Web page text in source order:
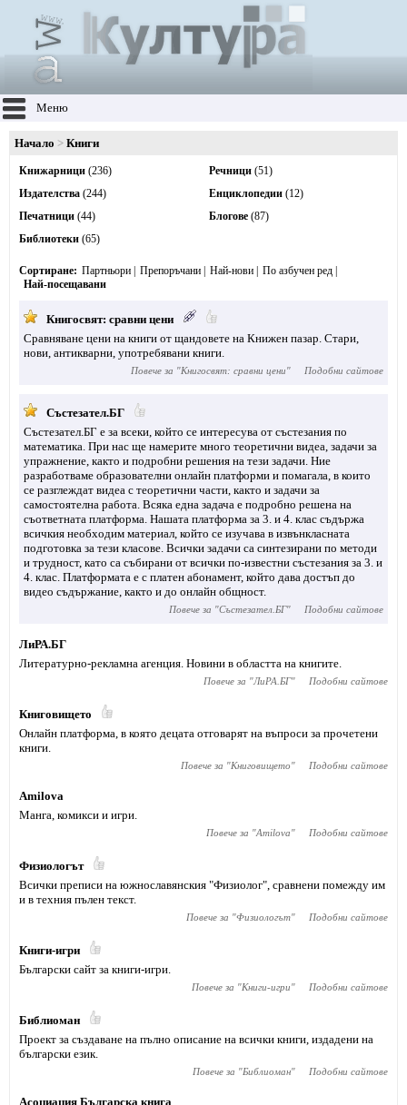
Меню
Начало Книги
Книжарници (236)
Издателства (244)
Печатници (44)
Библиотеки (65)
Речници (51)
Енциклопедии (12)
Блогове (87)
Сортиране Партньори Препоръчани Най-нови
По азбучен ред
Най-посещавани
Книгосвят: сравни цени
Сравняване цени на книги от щандовете на Книжен пазар. Стари,
нови, антикварни, употребявани книги.
Повече за "Книгосвят: сравни цени" Подобни сайтове
Състезател.БГ
Състезател.БГ е за всеки, който се интересува от състезания по
математика. При нас ще намерите много теоретични видеа, задачи за
упражнение, както и подробни решения на тези задачи. Ние
разработваме образователни онлайн платформи и помагала, в които
се разглеждат видеа с теоретични части, както и задачи за
самостоятелна работа. Всяка една задача е подробно решена на
съответната платформа. Нашата платформа за 3. и 4. клас съдържа
всичкия необходим материал, който се изучава в извънкласната
подготовка за тези класове. Всички задачи са синтезирани по методи
и трудност, като са събирани от всички по-известни състезания за 3. и
4. клас. Платформата е с платен абонамент, който дава достъп до
видео съдържание, както и до онлайн общност.
Повече за "Състезател.БГ" Подобни сайтове
ЛиРА.БГ
Литературно-рекламна агенция. Новини в областта на книгите.
Повече за "ЛиРА.БГ" Подобни сайтове
Книговището
Онлайн платформа, в която децата отговарят на въпроси за прочетени
книги.
Повече за "Книговището" Подобни сайтове
Amilova
Манга, комикси и игри.
Повече за "Amilova" Подобни сайтове
Физиологът
Всички преписи на южнославянския "Физиолог", сравнени помежду им
и в техния пълен текст.
Повече за "Физиологът" Подобни сайтове
Книги-игри
Български сайт за книги-игри.
Повече за "Книги-игри" Подобни сайтове
Библиоман
Проект за създаване на пълно описание на всички книги, издадени на
български език.
Повече за "Библиоман" Подобни сайтове
Асоциация Българска книга